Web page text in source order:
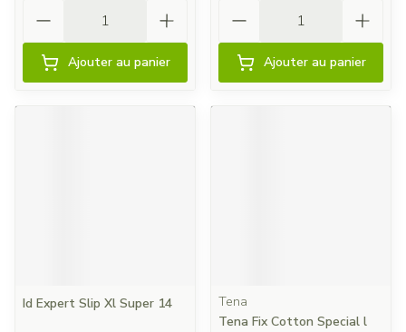
Ajouter au panier Ajouter au panier
Id Expert Slip Xl Super 14
Tena
Tena Fix Cotton Special l